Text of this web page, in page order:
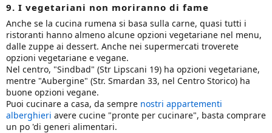
9. I vegetariani non moriranno di fame
Anche se la cucina rumena si basa sulla carne, quasi tutti i
ristoranti hanno almeno alcune opzioni vegetariane nel menu,
dalle zuppe ai dessert. Anche nei supermercati troverete
opzioni vegetariane e vegane.
Nel centro, "Sindbad" (Str Lipscani 19) ha opzioni vegetariane,
mentre "Aubergine" (Str. Smardan 33, nel Centro Storico) ha
buone opzioni vegane.
Puoi cucinare a casa, da sempre nostri appartementi
alberghieri avere cucine "pronte per cucinare", basta comprare
un po 'di generi alimentari.